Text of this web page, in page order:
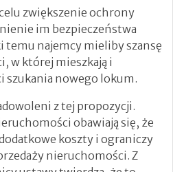
zwiększenie ochrony
im bezpieczeństwa
temu najemcy mieliby szansę
w której mieszkają i
nowego lokum.
z tej propozycji.
obawiają się, że
koszty i ograniczy
nieruchomości. Z